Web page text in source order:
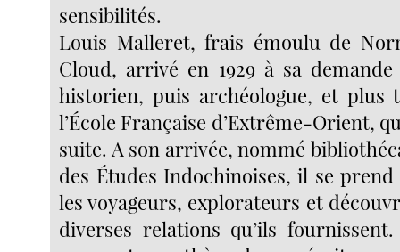
sensibilités.
Louis Malleret, frais émoulu de
Cloud, arrivé en 1929 à sa
historien, puis archéologue, et plus
l’École Française d’Extrême-Orient,
suite. A son arrivée, nommé
des Études Indochinoises, il se
les voyageurs, explorateurs et
diverses relations qu’ils